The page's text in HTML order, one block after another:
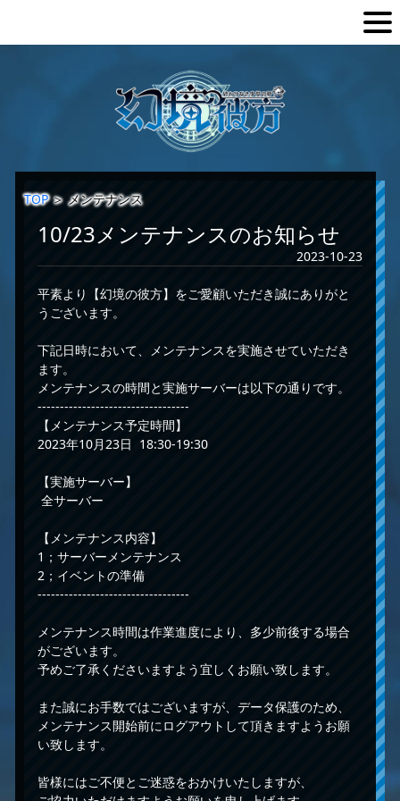
TOP＞メンテナンス
10/23メンテナンスのお知らせ
2023-10-23
平素より【幻境の彼方】をご愛顧いただき誠にありがと
うございます。
下記日時において、メンテナンスを実施させていただき
ます。
メンテナンスの時間と実施サーバーは以下の通りです。
----------------------------------
【メンテナンス予定時間】
2023年10月23日 18:30-19:30
【実施サーバー】
全サーバー
【メンテナンス内容】
1；サーバーメンテナンス
2；イベントの準備
----------------------------------
メンテナンス時間は作業進度により、多少前後する場合
がございます。
予めご了承くださいますよう宜しくお願い致します。
また誠にお手数ではございますが、データ保護のため、
メンテナンス開始前にログアウトして頂きますようお願
い致します。
皆様にはご不便とご迷惑をおかけいたしますが、